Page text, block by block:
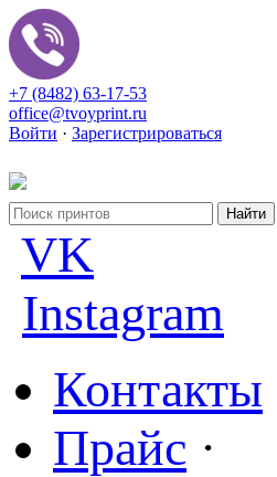
+7 (8482) 63-17-53
office@tvoyprint.ru
Войти · Зарегистрироваться
VK
Instagram
Контакты
Прайс ·